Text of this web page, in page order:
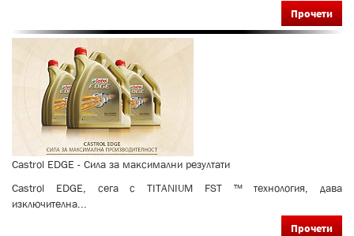
Прочети
Сastrol EDGE - Сила за максимални резултати
Сastrol EDGE, сега с TITANIUM FST ™ технология, дава
изключителна...
Прочети